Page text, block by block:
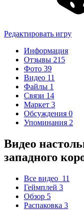
Редактировать игру
Информация
Отзывы 215
Фото 39
Видео 11
Файлы 1
Связи 14
Маркет 3
Обсуждения 0
Упоминания 2
Видео
западного
Все видео 11
Геймплей 3
Обзор 5
Распаковка 3